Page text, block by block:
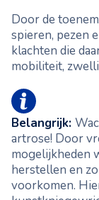
Door de
spieren, pezen
klachten die
mobiliteit,
Belangrijk:
artrose! Door
mogelijkheden
herstellen en
voorkomen.